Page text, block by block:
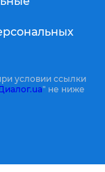
условии ссылки
" не ниже